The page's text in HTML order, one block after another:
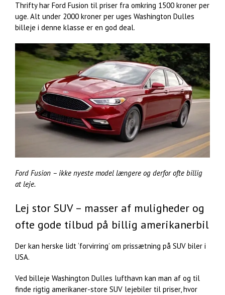
Thrifty har Ford Fusion til priser fra omkring 1500 kroner per
uge. Alt under 2000 kroner per uges Washington Dulles
billeje i denne klasse er en god deal.
Ford Fusion – ikke nyeste model længere og derfor ofte billig
at leje.
Lej stor SUV – masser af muligheder og
ofte gode tilbud på billig amerikanerbil
Der kan herske lidt ‘forvirring’ om prissætning på SUV biler i
USA.
Ved billeje Washington Dulles lufthavn kan man af og til
finde rigtig amerikaner-store SUV lejebiler til priser, hvor